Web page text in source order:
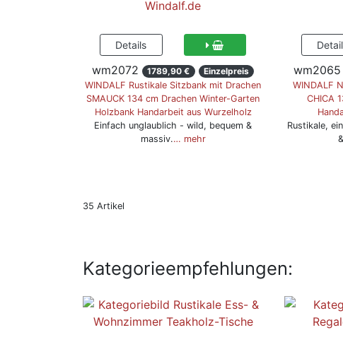
wm2072 1789,90 €
Einzelpreis
WINDALF Rustikale Sitzbank mit Drachen
SMAUCK 134 cm Drachen Winter-Garten
Holzbank Handarbeit aus Wurzelholz
Einfach unglaublich - wild, bequem &
massiv.… mehr
wm2065
WINDALF
CHICA
Rustikale,
35 Artikel
Kategorieempfehlungen: